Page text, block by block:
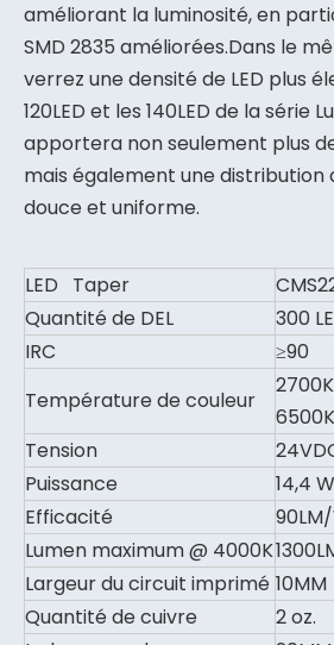
améliorant la luminosité, en
SMD 2835 améliorées.Dans le
verrez une densité de LED plus
120LED et les 140LED de la série
apportera non seulement plus
mais également une distribution
douce et uniforme.
LED Taper
Quantité de DEL
300
IRC
≥90
Température de couleur
6500K
Tension
Puissance
14,4
Efficacité
Lumen maximum @ 4000K
Largeur du circuit imprimé 10MM
Quantité de cuivre
2 oz.